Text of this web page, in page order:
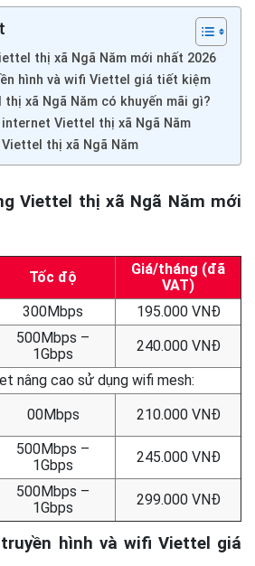
thị xã Ngã Năm mới nhất 2026
hình và wifi Viettel giá tiết kiệm
xã Ngã Năm có khuyến mãi gì?
Viettel thị xã Ngã Năm
thị xã Ngã Năm
Viettel thị xã Ngã Năm mới
Tốc độ
Giá/tháng (đã
VAT)
300Mbps
195.000 VNĐ
500Mbps –
1Gbps
240.000 VNĐ
nâng cao sử dụng wifi mesh:
00Mbps
210.000 VNĐ
500Mbps –
1Gbps
245.000 VNĐ
500Mbps –
1Gbps
299.000 VNĐ
hình và wifi Viettel giá